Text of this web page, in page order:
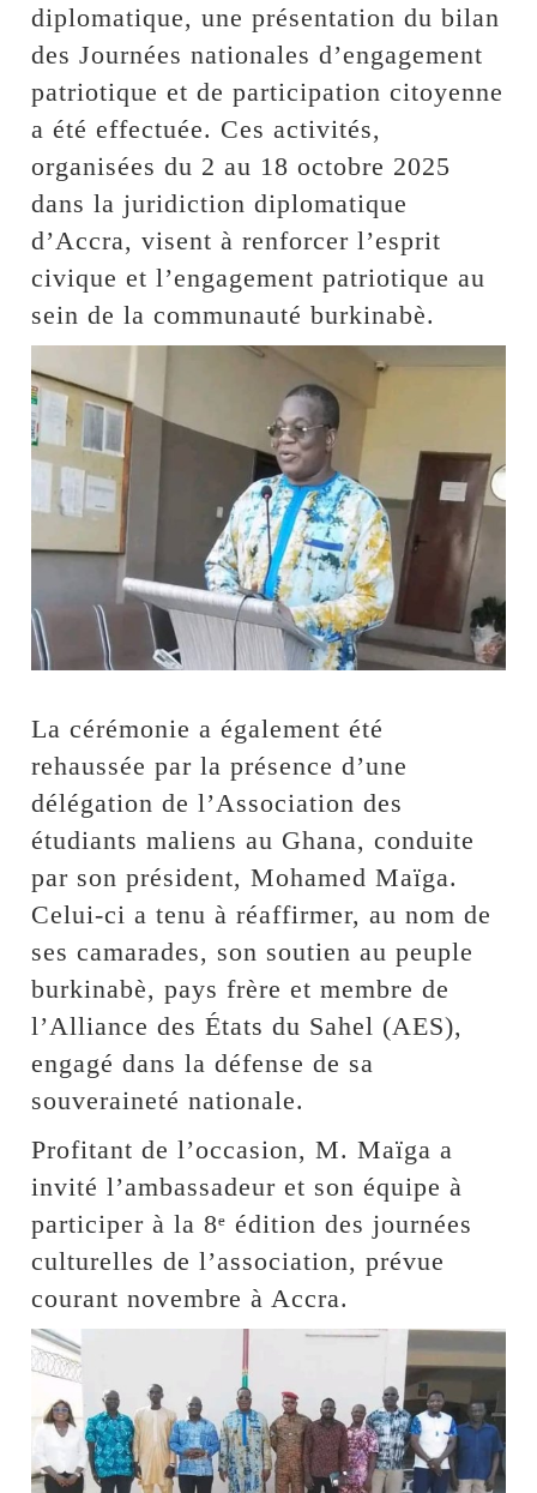
diplomatique, une présentation du bilan
des Journées nationales d’engagement
patriotique et de participation citoyenne
a été effectuée. Ces activités,
organisées du 2 au 18 octobre 2025
dans la juridiction diplomatique
d’Accra, visent à renforcer l’esprit
civique et l’engagement patriotique au
sein de la communauté burkinabè.
La cérémonie a également été
rehaussée par la présence d’une
délégation de l’Association des
étudiants maliens au Ghana, conduite
par son président, Mohamed Maïga.
Celui-ci a tenu à réaffirmer, au nom de
ses camarades, son soutien au peuple
burkinabè, pays frère et membre de
l’Alliance des États du Sahel (AES),
engagé dans la défense de sa
souveraineté nationale.
Profitant de l’occasion, M. Maïga a
invité l’ambassadeur et son équipe à
participer à la 8ᵉ édition des journées
culturelles de l’association, prévue
courant novembre à Accra.